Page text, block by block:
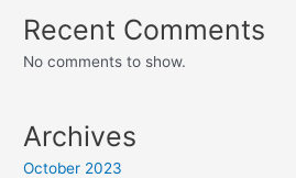
Recent Comments
No comments to show.
Archives
October 2023